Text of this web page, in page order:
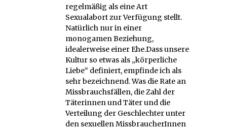
regelmäßig als eine Art
Sexualabort zur Verfügung stellt.
Natürlich nur in einer
monogamen Beziehung,
idealerweise einer Ehe.Dass unsere
Kultur so etwas als „körperliche
Liebe“ definiert, empfinde ich als
sehr bezeichnend. Was die Rate an
Missbrauchsfällen, die Zahl der
Täterinnen und Täter und die
Verteilung der Geschlechter unter
den sexuellen MissbraucherInnen